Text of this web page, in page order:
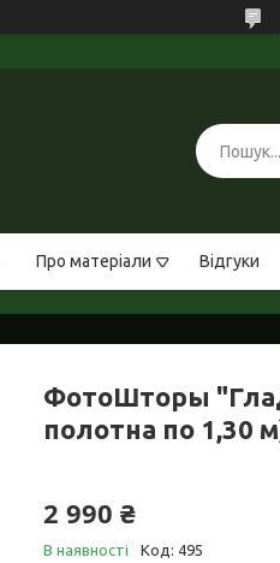
Про матеріали Відгуки
ФотоШторы
полотна по 1,30
2 990 ₴
В наявності Код: 495